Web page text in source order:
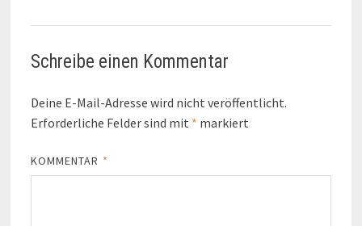
Schreibe einen Kommentar
Deine E-Mail-Adresse wird nicht veröffentlicht.
Erforderliche Felder sind mit * markiert
KOMMENTAR *